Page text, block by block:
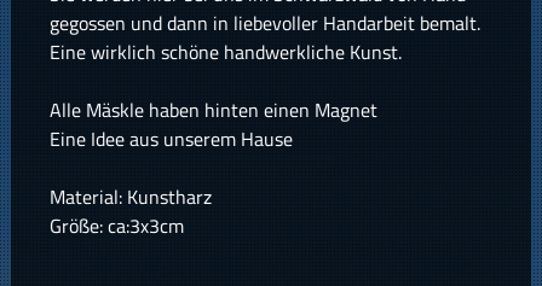
gegossen und dann in liebevoller Handarbeit bemalt.
Eine wirklich schöne handwerkliche Kunst.
Alle Mäskle haben hinten einen Magnet
Eine Idee aus unserem Hause
Material: Kunstharz
Größe: ca:3x3cm